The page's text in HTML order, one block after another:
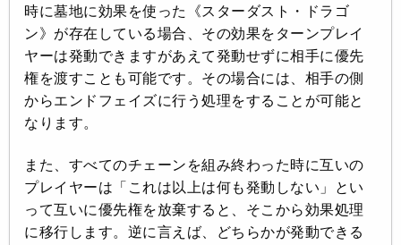
時に墓地に効果を使った《スターダスト・ドラゴ
ン》が存在している場合、その効果をターンプレイ
ヤーは発動できますがあえて発動せずに相手に優先
権を渡すことも可能です。その場合には、相手の側
からエンドフェイズに行う処理をすることが可能と
なります。
また、すべてのチェーンを組み終わった時に互いの
プレイヤーは「これは以上は何も発動しない」とい
って互いに優先権を放棄すると、そこから効果処理
に移行します。逆に言えば、どちらかが発動できる